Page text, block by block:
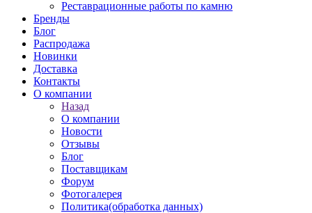
Реставрационные работы по камню
Бренды
Блог
Распродажа
Новинки
Доставка
Контакты
О компании
Назад
О компании
Новости
Отзывы
Блог
Поставщикам
Форум
Фотогалерея
Политика(обработка данных)